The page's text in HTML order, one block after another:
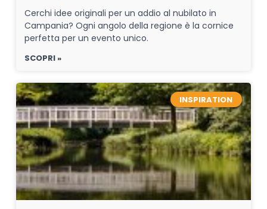
Cerchi idee originali per un addio al nubilato in
Campania? Ogni angolo della regione è la cornice
perfetta per un evento unico.
SCOPRI »
INSPIRATION